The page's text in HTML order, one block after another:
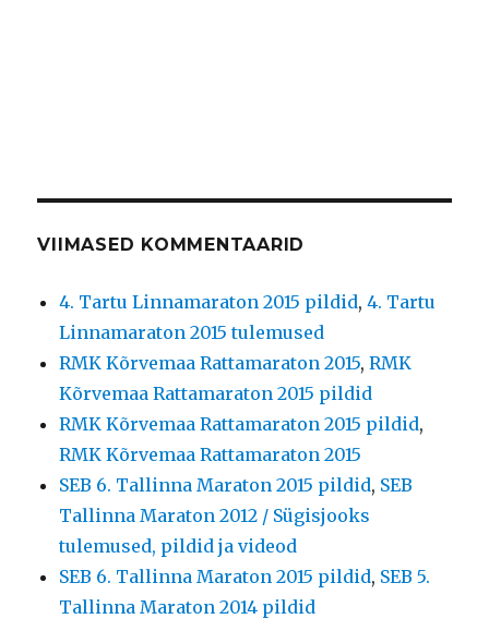
VIIMASED KOMMENTAARID
4. Tartu Linnamaraton 2015 pildid,4. Tartu
Linnamaraton 2015 tulemused
RMK Kõrvemaa Rattamaraton 2015,RMK
Kõrvemaa Rattamaraton 2015 pildid
RMK Kõrvemaa Rattamaraton 2015 pildid,
RMK Kõrvemaa Rattamaraton 2015
SEB 6. Tallinna Maraton 2015 pildid, SEB
Tallinna Maraton 2012 / Sügisjooks
tulemused, pildid ja videod
SEB 6. Tallinna Maraton 2015 pildid, SEB 5.
Tallinna Maraton 2014 pildid